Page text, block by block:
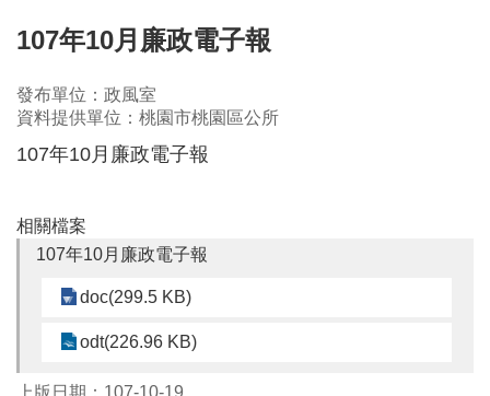
路
線
市
民
階
搜
尋
區
107年10月廉政電子報
發布單位：政風室
資料提供單位：桃園市桃園區公所
107年10月廉政電子報
相關檔案
107年10月廉政電子報
doc(299.5 KB)
odt(226.96 KB)
上版日期：107-10-19